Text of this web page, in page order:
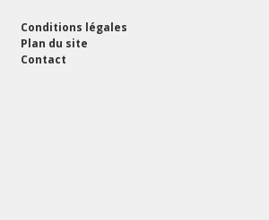
Conditions légales
Plan du site
Contact